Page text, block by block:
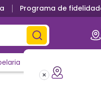
Primeira troca grátis
Programa de